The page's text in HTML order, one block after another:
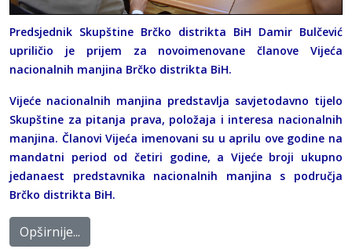
Predsjednik Skupštine Brčko distrikta BiH Damir Bulčević
upriličio je prijem za novoimenovane članove Vijeća
nacionalnih manjina Brčko distrikta BiH.
Vijeće nacionalnih manjina predstavlja savjetodavno tijelo
Skupštine za pitanja prava, položaja i interesa nacionalnih
manjina. Članovi Vijeća imenovani su u aprilu ove godine na
mandatni period od četiri godine, a Vijeće broji ukupno
jedanaest predstavnika nacionalnih manjina s područja
Brčko distrikta BiH.
Opširnije...